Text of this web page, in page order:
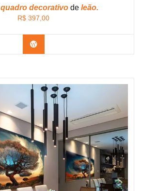
quadro decorativo de leão.
R$ 397,00
Confira os modelos